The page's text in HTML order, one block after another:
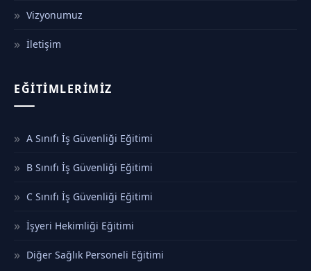
Vizyonumuz
İletişim
EĞITIMLERIMIZ
A Sınıfı İş Güvenliği Eğitimi
B Sınıfı İş Güvenliği Eğitimi
C Sınıfı İş Güvenliği Eğitimi
İşyeri Hekimliği Eğitimi
Diğer Sağlık Personeli Eğitimi